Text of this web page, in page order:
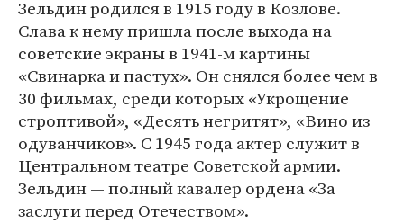
Зельдин родился в 1915 году в Козлове.
Слава к нему пришла после выхода на
советские экраны в 1941-м картины
«Свинарка и пастух». Он снялся более чем в
30 фильмах, среди которых «Укрощение
строптивой», «Десять негритят», «Вино из
одуванчиков». С 1945 года актер служит в
Центральном театре Советской армии.
Зельдин — полный кавалер ордена «За
заслуги перед Отечеством».